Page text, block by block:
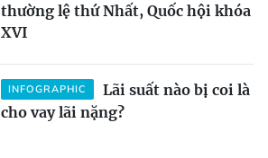
thường lệ thứ Nhất, Quốc hội khóa
XVI
INFOGRAPHIC
Lãi suất nào bị coi là
cho vay lãi nặng?